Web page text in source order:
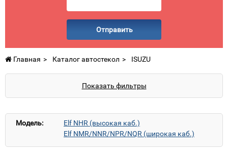
Отправить
Главная Каталог автостекол ISUZU
Показать фильтры
Модель:
Elf NHR (высокая каб.)
Elf NMR/NNR/NPR/NQR (широкая каб.)